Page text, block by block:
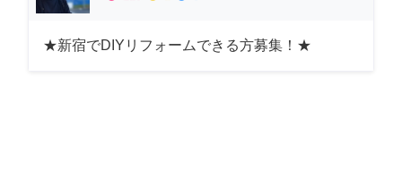
★新宿でDIYリフォームできる方募集！★